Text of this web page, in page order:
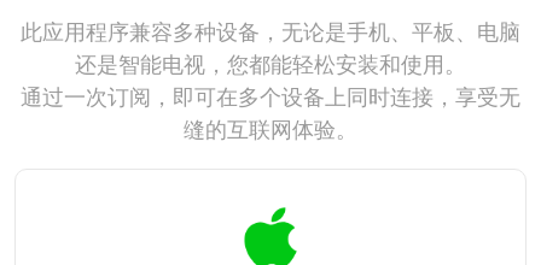
此应用程序兼容多种设备，无论是手机、平板、电脑
还是智能电视，您都能轻松安装和使用。
通过一次订阅，即可在多个设备上同时连接，享受无
缝的互联网体验。